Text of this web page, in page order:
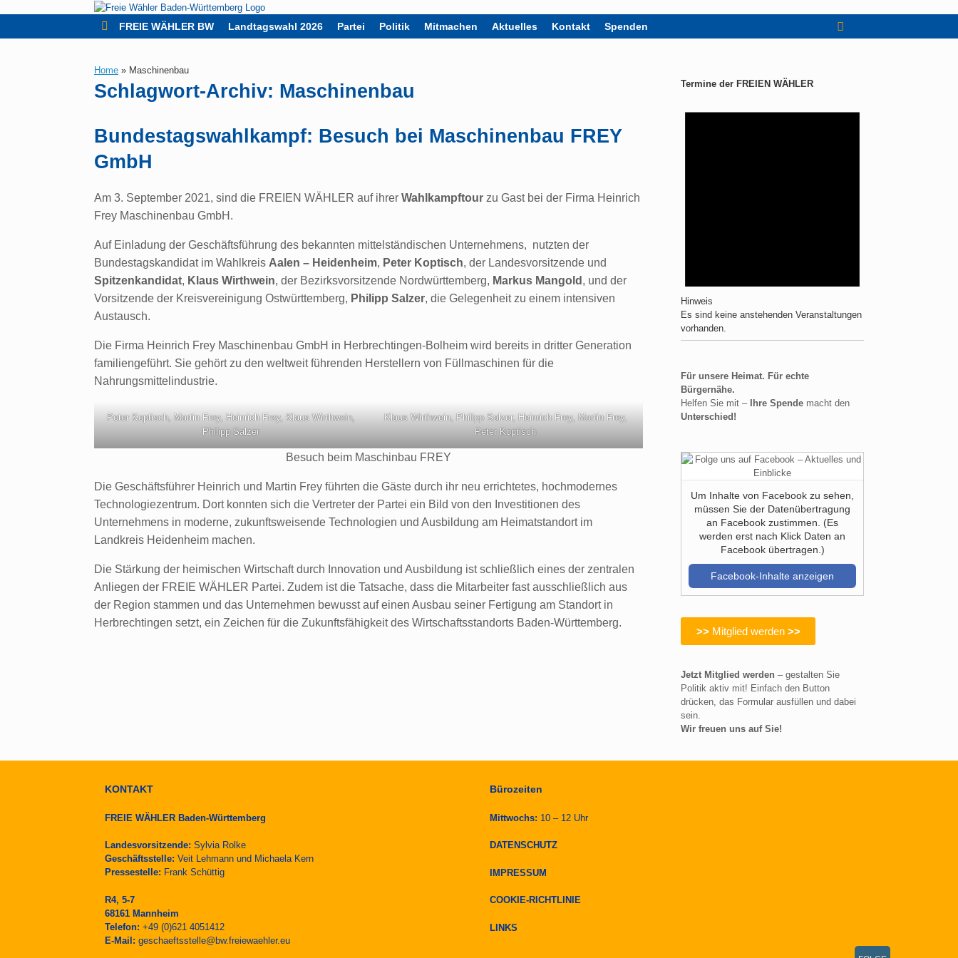
FREIE WÄHLER BW Landtagswahl 2026 Partei Politik Mitmachen Aktuelles Kontakt Spenden
Home » Maschinenbau
Schlagwort-Archiv: Maschinenbau
Bundestagswahlkampf: Besuch bei Maschinenbau FREY
GmbH
Am 3. September 2021, sind die FREIEN WÄHLER auf ihrer Wahlkampftour zu Gast bei der Firma Heinrich
Frey Maschinenbau GmbH.
Auf Einladung der Geschäftsführung des bekannten mittelständischen Unternehmens, nutzten der
Bundestagskandidat im Wahlkreis Aalen – Heidenheim, Peter Koptisch, der Landesvorsitzende und
Spitzenkandidat, Klaus Wirthwein, der Bezirksvorsitzende Nordwürttemberg, Markus Mangold , und der
Vorsitzende der Kreisvereinigung Ostwürttemberg, Philipp Salzer, die Gelegenheit zu einem intensiven
Austausch.
Die Firma Heinrich Frey Maschinenbau GmbH in Herbrechtingen-Bolheim wird bereits in dritter Generation
familiengeführt. Sie gehört zu den weltweit führenden Herstellern von Füllmaschinen für die
Nahrungsmittelindustrie.
Peter Koptisch, Martin Frey, Heinrich Frey, Klaus Wirthwein,
Philipp Salzer
Klaus Wirthwein, Philipp Salzer, Heinrich Frey, Martin Frey,
Peter Koptisch
Besuch beim Maschinbau FREY
Die Geschäftsführer Heinrich und Martin Frey führten die Gäste durch ihr neu errichtetes, hochmodernes
Technologiezentrum. Dort konnten sich die Vertreter der Partei ein Bild von den Investitionen des
Unternehmens in moderne, zukunftsweisende Technologien und Ausbildung am Heimatstandort im
Landkreis Heidenheim machen.
Die Stärkung der heimischen Wirtschaft durch Innovation und Ausbildung ist schließlich eines der zentralen
Anliegen der FREIE WÄHLER Partei. Zudem ist die Tatsache, dass die Mitarbeiter fast ausschließlich aus
der Region stammen und das Unternehmen bewusst auf einen Ausbau seiner Fertigung am Standort in
Herbrechtingen setzt, ein Zeichen für die Zukunftsfähigkeit des Wirtschaftsstandorts Baden-Württemberg.
Termine der FREIEN WÄHLER
Hinweis
Es sind keine anstehenden Veranstaltungen
vorhanden.
Für unsere Heimat. Für echte
Bürgernähe.
Helfen Sie mit – Ihre Spende macht den
Unterschied!
Um Inhalte von Facebook zu sehen,
müssen Sie der Datenübertragung
an Facebook zustimmen. (Es
werden erst nach Klick Daten an
Facebook übertragen.)
Facebook-Inhalte anzeigen
>> Mitglied werden >>
Jetzt Mitglied werden – gestalten Sie
Politik aktiv mit! Einfach den Button
drücken, das Formular ausfüllen und dabei
sein.
Wir freuen uns auf Sie!
KONTAKT
FREIE WÄHLER Baden-Württemberg
Landesvorsitzende: Sylvia Rolke
Geschäftsstelle: Veit Lehmann und Michaela Kern
Pressestelle: Frank Schüttig
R4, 5-7
68161 Mannheim
Telefon: +49 (0)621 4051412
E-Mail: geschaeftsstelle@bw.freiewaehler.eu
Bürozeiten
Mittwochs: 10 – 12 Uhr
DATENSCHUTZ
IMPRESSUM
COOKIE-RICHTLINIE
LINKS